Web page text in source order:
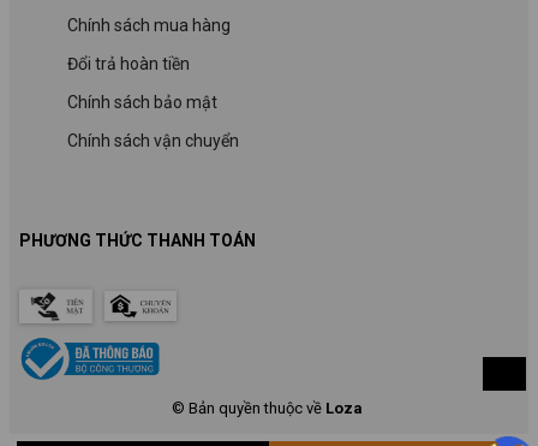
Chính sách mua hàng
Đổi trả hoàn tiền
Chính sách bảo mật
Chính sách vận chuyển
© Bản quyền thuộc về Loza
PHƯƠNG THỨC THANH TOÁN